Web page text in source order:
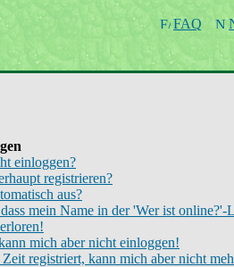
FAQ
einloggen?
registrieren?
aus?
mein Name in der 'Wer ist online?'-
mich aber nicht einloggen!
registriert, kann mich aber nicht